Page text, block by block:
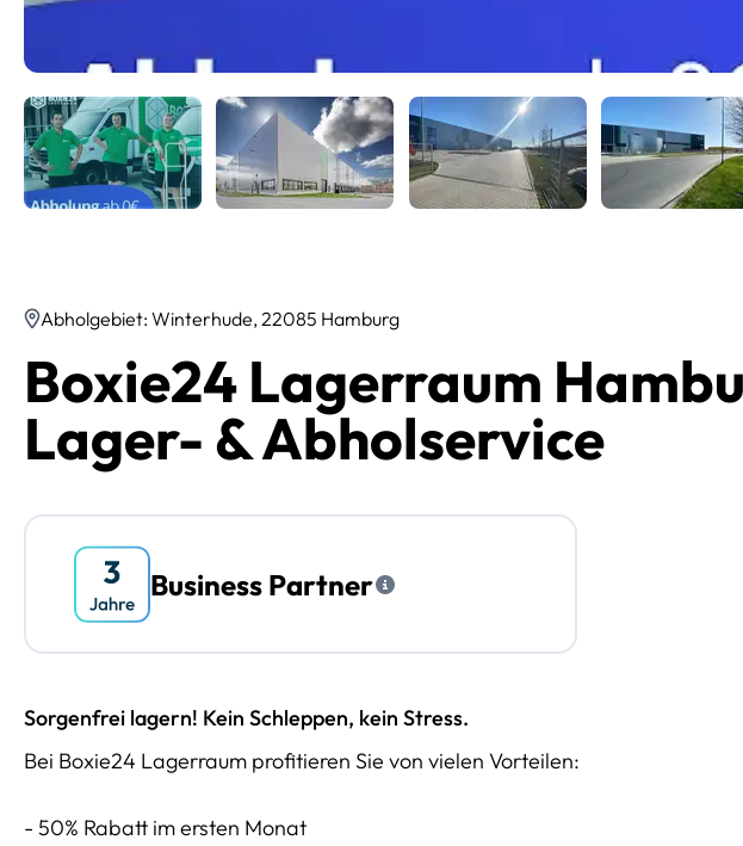
Abholgebiet: Winterhude, 22085 Hamburg
Boxie24 Lagerraum
Lager- & Abholservice
Business Partner
Sorgenfrei lagern! Kein Schleppen, kein Stress.
Bei Boxie24 Lagerraum profitieren Sie von vielen Vorteilen:
- 50% Rabatt im ersten Monat